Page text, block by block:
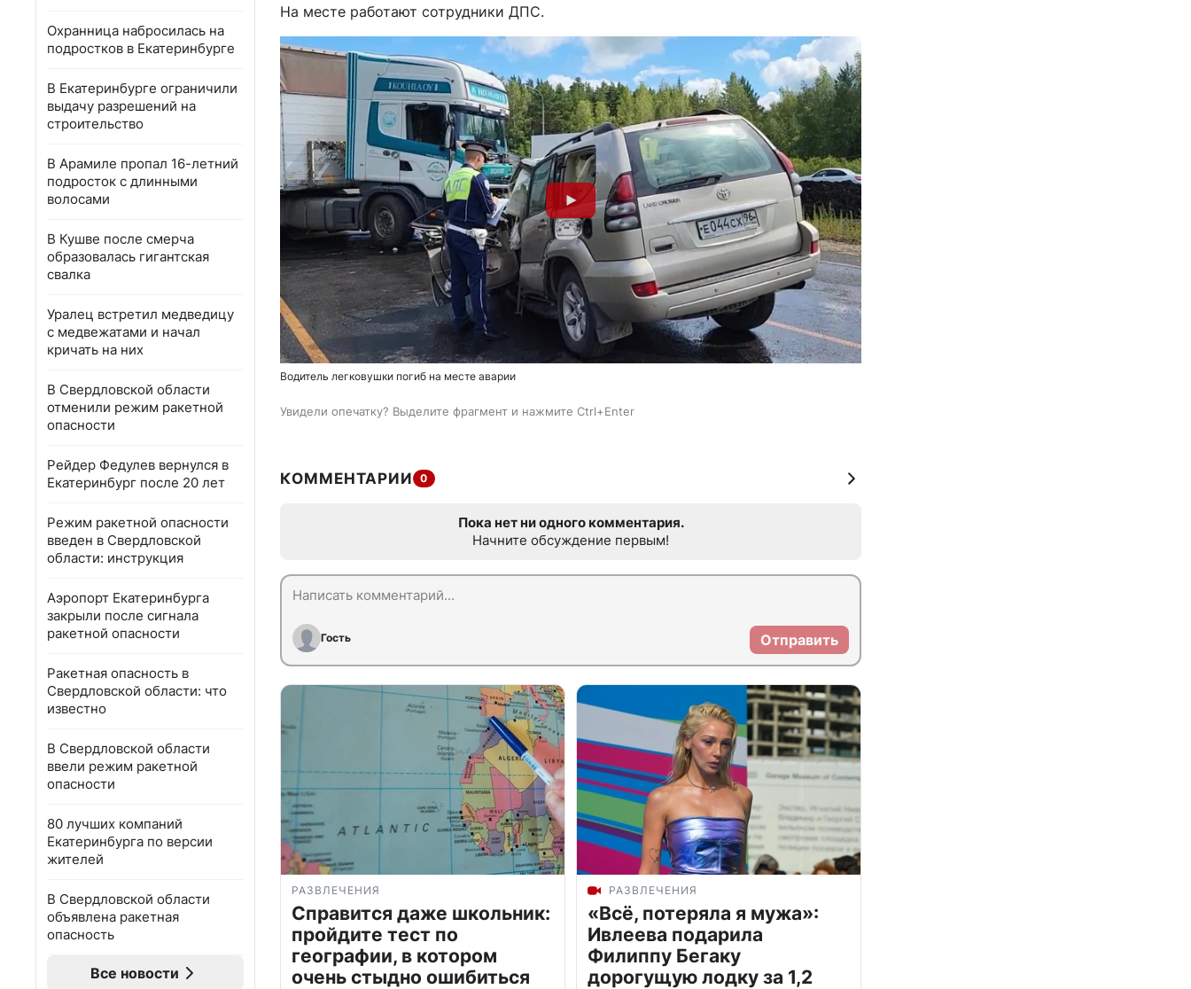
Охранница набросилась на
подростков в Екатеринбурге
В Екатеринбурге ограничили
выдачу разрешений на
строительство
В Арамиле пропал 16-летний
подросток с длинными
волосами
В Кушве после смерча
образовалась гигантская
свалка
Уралец встретил медведицу
с медвежатами и начал
кричать на них
В Свердловской области
отменили режим ракетной
опасности
Рейдер Федулев вернулся в
Екатеринбург после 20 лет
Режим ракетной опасности
введен в Свердловской
области: инструкция
Аэропорт Екатеринбурга
закрыли после сигнала
ракетной опасности
Ракетная опасность в
Свердловской области: что
известно
В Свердловской области
ввели режим ракетной
опасности
80 лучших компаний
Екатеринбурга по версии
жителей
В Свердловской области
объявлена ракетная
опасность
Все новости
На месте работают сотрудники ДПС.
Водитель легковушки погиб на месте аварии
Увидели опечатку? Выделите фрагмент и нажмите Ctrl+Enter
КОММЕНТАРИИ 0
Пока нет ни одного комментария.
Начните обсуждение первым!
Гость Отправить
РАЗВЛЕЧЕНИЯ
Справится даже школьник:
пройдите тест по
географии, в котором
очень стыдно ошибиться
РАЗВЛЕЧЕНИЯ
«Всё, потеряла я мужа»:
Ивлеева подарила
Филиппу Бегаку
дорогущую лодку за 1,2